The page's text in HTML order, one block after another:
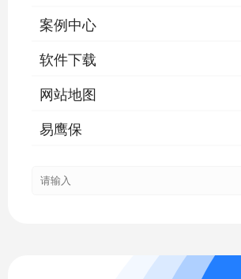
案例中心
软件下载
网站地图
易鹰保